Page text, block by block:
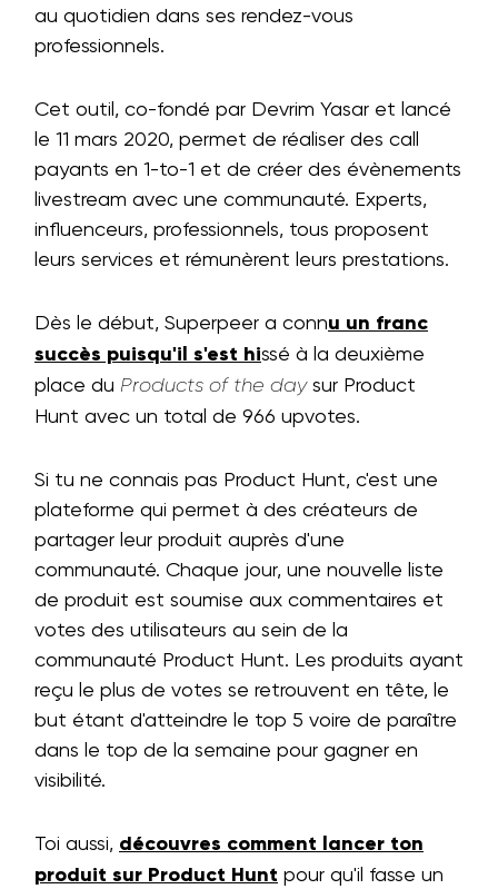
au quotidien dans ses rendez-vous
professionnels.
Cet outil, co-fondé par Devrim Yasar et lancé
le 11 mars 2020, permet de réaliser des call
payants en 1-to-1 et de créer des évènements
livestream avec une communauté. Experts,
influenceurs, professionnels, tous proposent
leurs services et rémunèrent leurs prestations.
Dès le début, Superpeer a connu un franc
succès puisqu'il s'est hissé à la deuxième
place du Products of the daysur Product
Hunt avec un total de 966 upvotes.
Si tu ne connais pas Product Hunt, c'est une
plateforme qui permet à des créateurs de
partager leur produit auprès d'une
communauté. Chaque jour, une nouvelle liste
de produit est soumise aux commentaires et
votes des utilisateurs au sein de la
communauté Product Hunt. Les produits ayant
reçu le plus de votes se retrouvent en tête, le
but étant d'atteindre le top 5 voire de paraître
dans le top de la semaine pour gagner en
visibilité.
Toi aussi, découvres comment lancer ton
produit sur Product Hunt pour qu'il fasse un